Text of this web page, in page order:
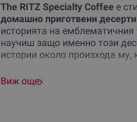
The RITZ Specialty Coffee е
домашно приготвени десерти
историята на емблематичния
научиш защо именно този
истории около произхода му,
Следва най-вкусната част
послание към вкусовите ти
Виж още